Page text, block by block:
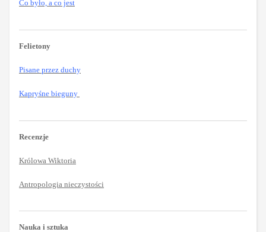
Co było, a co jest
Felietony
Pisane przez duchy
Kapryśne bieguny
Recenzje
Królowa Wiktoria
Antropologia nieczystości
Nauka i sztuka